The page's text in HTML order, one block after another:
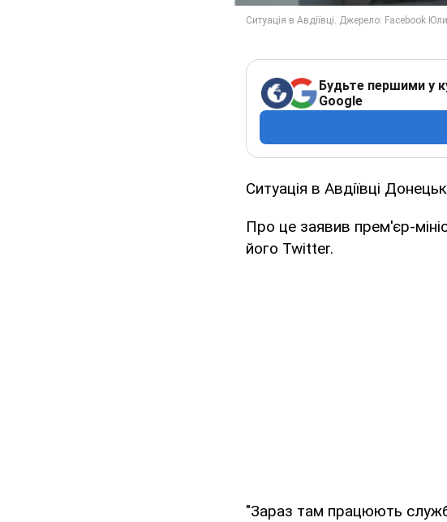
Будьте першими у
Google
Ситуація в Авдіївці
Про це заявив прем'єр-
його Twitter.
"Зараз там працюють